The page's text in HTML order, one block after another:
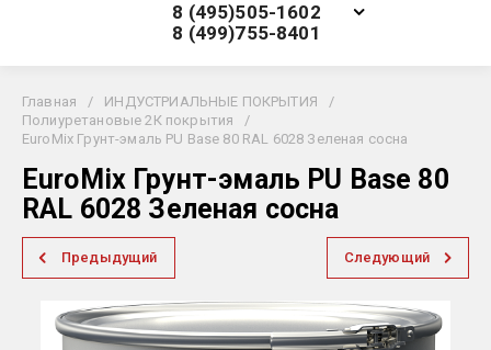
8 (495)505-1602
8 (499)755-8401
Главная / ИНДУСТРИАЛЬНЫЕ ПОКРЫТИЯ
/
Полиуретановые 2К покрытия
/
EuroMix Грунт-эмаль PU Base 80 RAL 6028 Зеленая сосна
EuroMix Грунт-эмаль PU Base 80
RAL 6028 Зеленая сосна
Предыдущий Следующий